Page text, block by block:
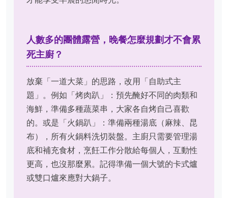
人數多的團體露營，晚餐怎麼規劃才不會累
死主廚？
放棄「一道大菜」的思路，改用「自助式主
題」。例如「烤肉趴」：預先醃好不同的肉類和
海鮮，準備多種蔬菜串，大家各自烤自己喜歡
的。或是「火鍋趴」：準備兩種湯底（麻辣、昆
布），所有火鍋料洗切裝盤。主廚只需要管理湯
底和補充食材，烹飪工作分散給每個人，互動性
更高，也沒那麼累。記得準備一個大號的卡式爐
或雙口爐來應對大鍋子。